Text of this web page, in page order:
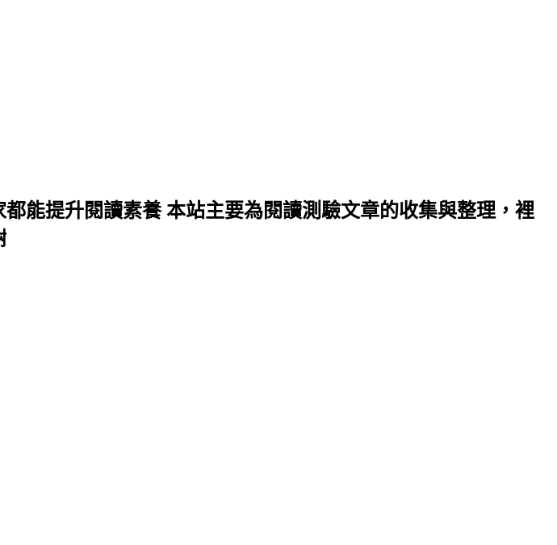
能提升閱讀素養 本站主要為閱讀測驗文章的收集與整理，裡